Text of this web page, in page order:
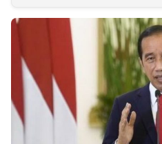
INDONESIA
Partner
Insight
NTB
Suara
Time
Lens
IDN
Daily
Jogja
Jalan
Rakyat
Idealita
News
Kita
Notice
Dinamikapost.com
Radar
Baru
Seedbacklink